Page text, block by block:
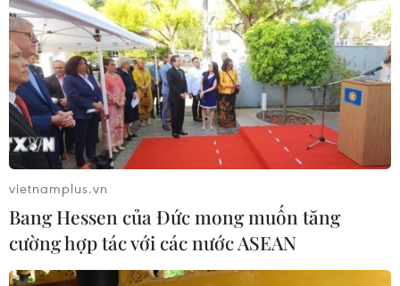
#Việt Nam-Trung Quốc
#Chuyến tàu liên vận quốc tế
Trung Quốc
vietnamplus.vn
Bang Hessen của Đức mong muốn tăng
cường hợp tác với các nước ASEAN